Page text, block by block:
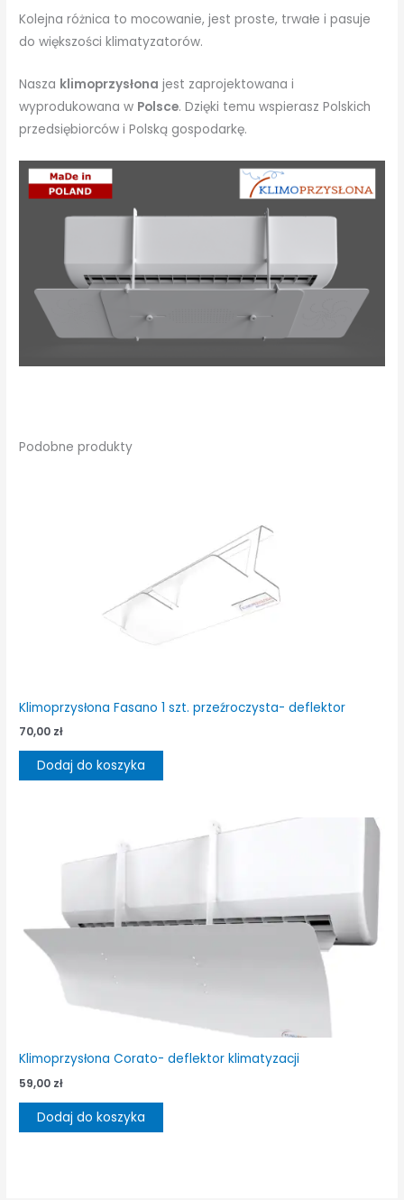
Kolejna różnica to mocowanie, jest proste, trwałe i pasuje
do większości klimatyzatorów.
Nasza klimoprzysłona jest zaprojektowana i
wyprodukowana w Polsce. Dzięki temu wspierasz Polskich
przedsiębiorców i Polską gospodarkę.
Podobne produkty
Klimoprzysłona Fasano 1 szt. przeźroczysta- deflektor
70,00 zł
Dodaj do koszyka
Klimoprzysłona Corato- deflektor klimatyzacji
59,00 zł
Dodaj do koszyka